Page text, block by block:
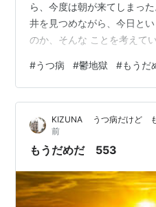
ら、今度は朝が来てしまっ
井を見つめながら、今日と
のか、そんな ことを考えて
ない。 でも時間だけは進ん
みるけれど、通知はほとん
になれないし、SNSを開け
りが目に入ってくる。 羨ま
ない。 ただただ、遠い世界
とは無関係な、輝いてい…
#うつ病 #鬱地獄 #もうだ
KIZUNA うつ病だけど
前
もうだめだ 553